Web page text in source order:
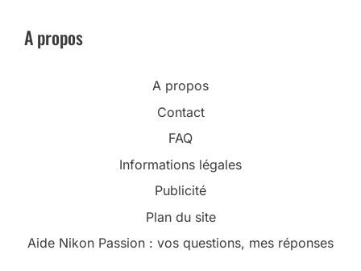
A propos
A propos
Contact
FAQ
Informations légales
Publicité
Plan du site
Aide Nikon Passion : vos questions, mes réponses